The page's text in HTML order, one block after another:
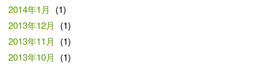
2014年1月
(1)
2013年12月
(1)
2013年11月
(1)
2013年10月
(1)